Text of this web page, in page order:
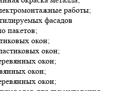
работы;
фасадов
пакетов;
окон;
окон;
окон;
окон;
окон;